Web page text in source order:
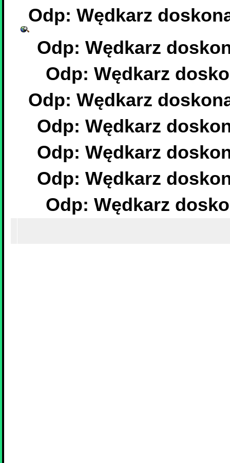
Odp: Wędkarz
Odp: Wędkarz
Odp: Wędkarz
Odp: Wędkarz
Odp: Wędkarz
Odp: Wędkarz
Odp: Wędkarz
Odp: Wędkarz